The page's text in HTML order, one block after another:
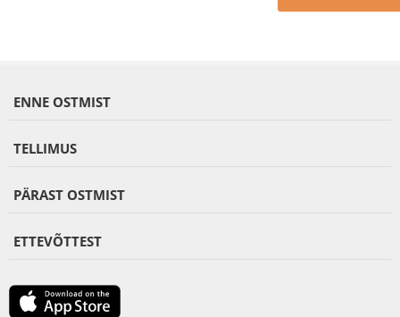
ENNE OSTMIST
TELLIMUS
PÄRAST OSTMIST
ETTEVÕTTEST